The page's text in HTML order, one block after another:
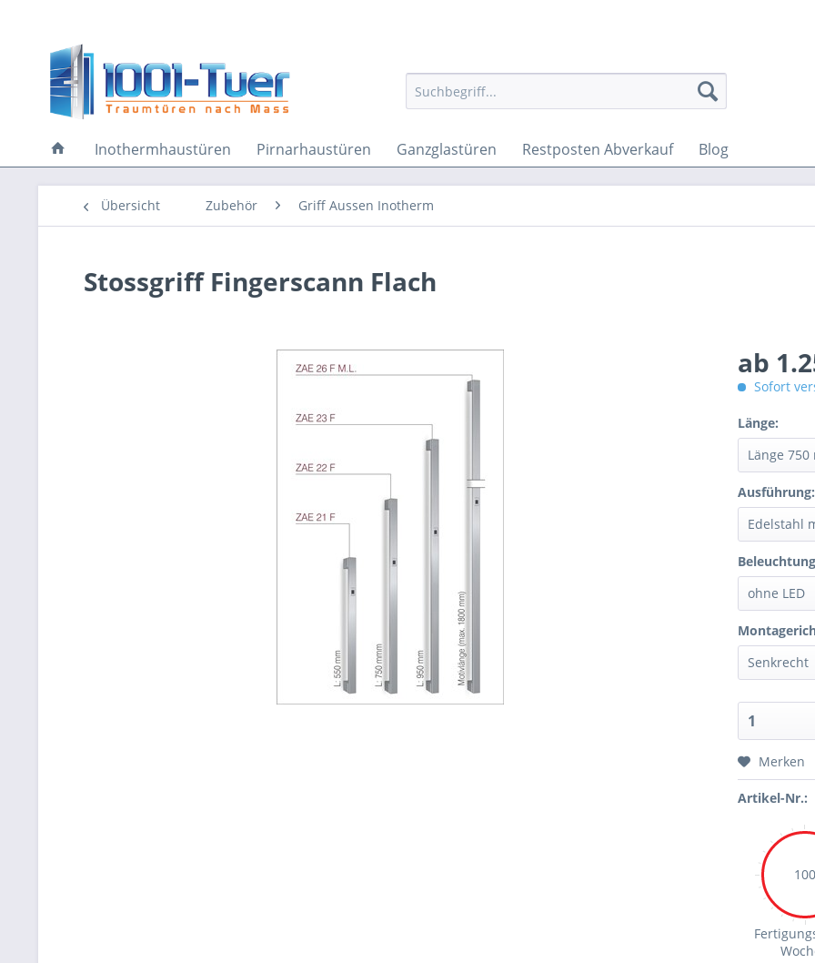
Inothermhaustüren Pirnarhaustüren Ganzglastüren Restposten Abverkauf Blog
Übersicht Zubehör Griff Aussen Inotherm
Stossgriff Fingerscann Flach
ab
Sofort
Länge:
Ausführung:
Merken
Artikel-Nr.:
100